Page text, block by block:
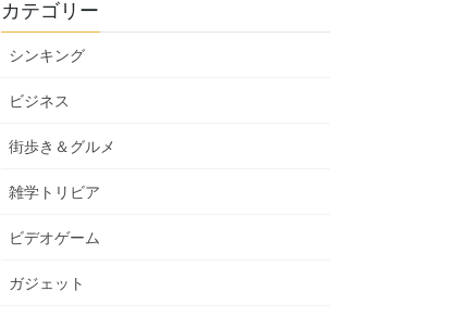
カテゴリー
シンキング
ビジネス
街歩き＆グルメ
雑学トリビア
ビデオゲーム
ガジェット